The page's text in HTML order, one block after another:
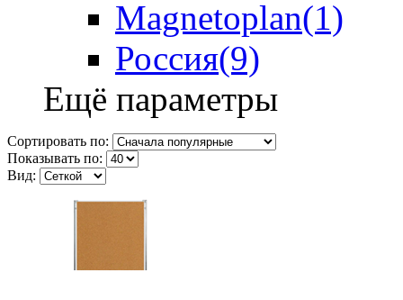
Magnetoplan(1)
Россия(9)
Ещё параметры
Сортировать по:
Показывать по:
Вид: